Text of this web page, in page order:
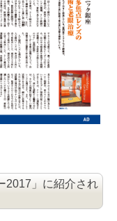
2017」に紹介され